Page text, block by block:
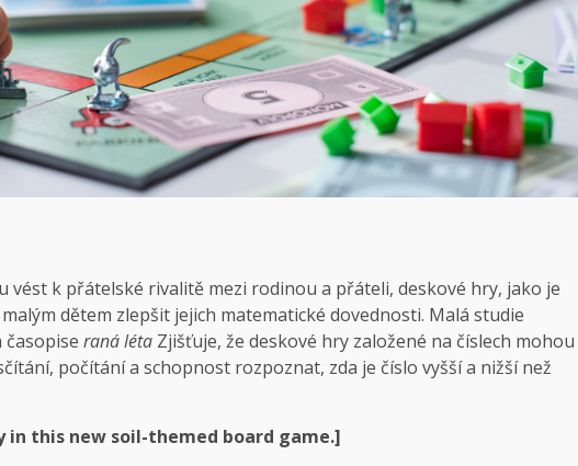
k přátelské rivalitě mezi rodinou a přáteli, deskové hry, jako je
dětem zlepšit jejich matematické dovednosti. Malá studie
časopise raná léta Zjišťuje, že deskové hry založené na číslech mohou
počítání a schopnost rozpoznat, zda je číslo vyšší a nižší než
in this new soil-themed board game.]